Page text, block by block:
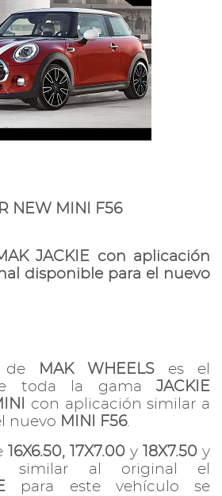
NEW MINI F56
JACKIE con aplicación
disponible para el nuevo
de MAK WHEELS es el
toda la gama JACKIE
con aplicación similar a
nuevo MINI F56.
16X6.50, 17X7.00 y 18X7.50 y
similar al original el
para este vehículo se